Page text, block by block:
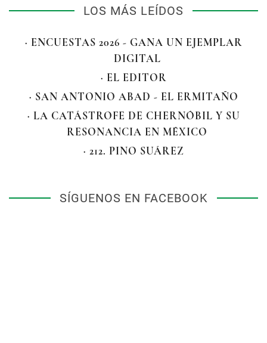
LOS MÁS LEÍDOS
· ENCUESTAS 2026 - GANA UN EJEMPLAR
DIGITAL
· EL EDITOR
· SAN ANTONIO ABAD - EL ERMITAÑO
· LA CATÁSTROFE DE CHERNÓBIL Y SU
RESONANCIA EN MÉXICO
· 212. PINO SUÁREZ
SÍGUENOS EN FACEBOOK